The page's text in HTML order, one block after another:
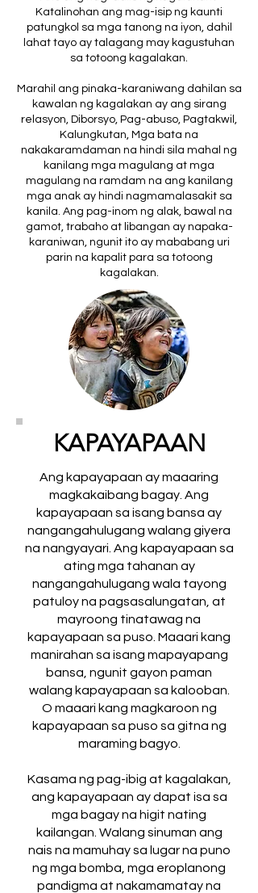
Katalinohan ang mag-isip ng kaunti
patungkol sa mga tanong na iyon, dahil
lahat tayo ay talagang may kagustuhan
sa totoong kagalakan.
Marahil ang pinaka-karaniwang dahilan sa
kawalan ng kagalakan ay ang sirang
relasyon, Diborsyo, Pag-abuso, Pagtakwil,
Kalungkutan, Mga bata na
nakakaramdaman na hindi sila mahal ng
kanilang mga magulang at mga
magulang na ramdam na ang kanilang
mga anak ay hindi nagmamalasakit sa
kanila. Ang pag-inom ng alak, bawal na
gamot, trabaho at libangan ay napaka-
karaniwan, ngunit ito ay mababang uri
parin na kapalit para sa totoong
kagalakan.
KAPAYAPAAN
Ang kapayapaan ay maaaring
magkakaibang bagay. Ang
kapayapaan sa isang bansa ay
nangangahulugang walang giyera
na nangyayari. Ang kapayapaan sa
ating mga tahanan ay
nangangahulugang wala tayong
patuloy na pagsasalungatan, at
mayroong tinatawag na
kapayapaan sa puso. Maaari kang
manirahan sa isang mapayapang
bansa, ngunit gayon paman
walang kapayapaan sa kalooban.
O maaari kang magkaroon ng
kapayapaan sa puso sa gitna ng
maraming bagyo.
Kasama ng pag-ibig at kagalakan,
ang kapayapaan ay dapat isa sa
mga bagay na higit nating
kailangan. Walang sinuman ang
nais na mamuhay sa lugar na puno
ng mga bomba, mga eroplanong
pandigma at nakamamatay na